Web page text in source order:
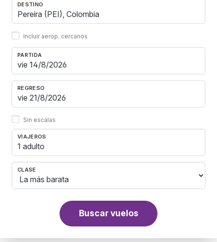
DESTINO
Incluir aerop. cercanos
PARTIDA
REGRESO
Sin escalas
VIAJEROS
1 adulto
CLASE
Buscar vuelos